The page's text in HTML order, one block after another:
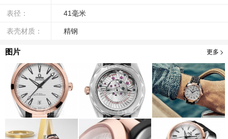
表径： 41毫米
表壳材质： 精钢
图片 更多